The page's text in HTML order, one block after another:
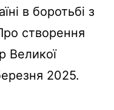
в боротьбі з
створення
Великої
2025.